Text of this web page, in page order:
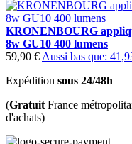
KRONENBOURG
8w GU10 400 lumens
59,90 € Aussi bas que:
Expédition sous 24/48h
(Gratuit France
d'achats)